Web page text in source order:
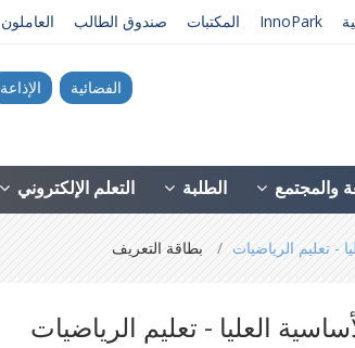
InnoPark المكتبات صندوق الطالب العاملون
الفضائية الإذاعة
والمجتمع الطلبة التعلم الإلكتروني
- تعليم الرياضيات بطاقة التعريف
العليا - تعليم الرياضيات